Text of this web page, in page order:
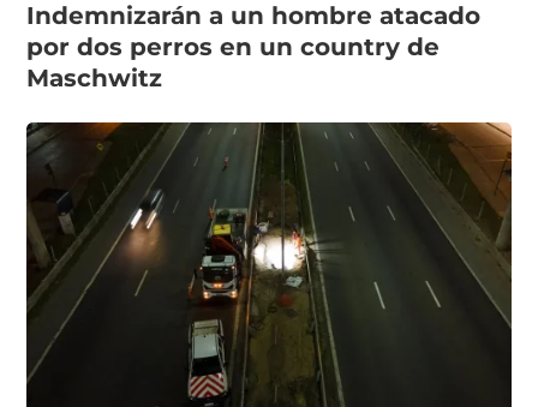
Indemnizarán a un hombre atacado
por dos perros en un country de
Maschwitz